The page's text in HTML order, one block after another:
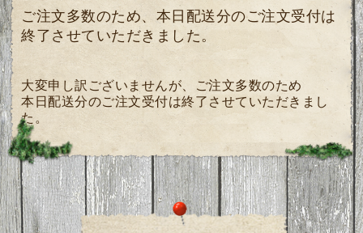
ご注文多数のため、本日配送分のご注文受付は
終了させていただきました。
大変申し訳ございませんが、ご注文多数のため
本日配送分のご注文受付は終了させていただきまし
た。